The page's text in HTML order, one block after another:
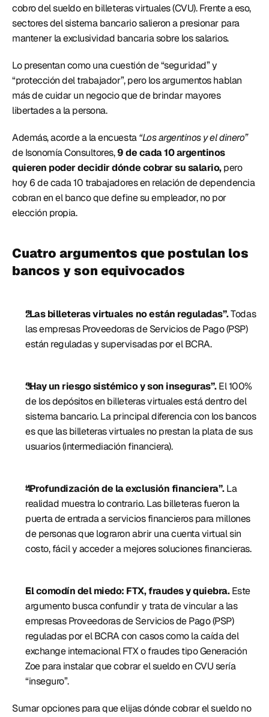
cobro del sueldo en billeteras virtuales (CVU). Frente a eso,
sectores del sistema bancario salieron a presionar para
mantener la exclusividad bancaria sobre los salarios.
Lo presentan como una cuestión de “seguridad” y
“protección del trabajador”, pero los argumentos hablan
más de cuidar un negocio que de brindar mayores
libertades a la persona.
Además, acorde a la encuesta “Los argentinos y el dinero”
de Isonomía Consultores, 9 de cada 10 argentinos
quieren poder decidir dónde cobrar su salario, pero
hoy 6 de cada 10 trabajadores en relación de dependencia
cobran en el banco que define su empleador, no por
elección propia.
Cuatro argumentos que postulan los
bancos y son equivocados
“Las billeteras virtuales no están reguladas”. Todas
las empresas Proveedoras de Servicios de Pago (PSP)
están reguladas y supervisadas por el BCRA.
“Hay un riesgo sistémico y son inseguras”. El 100%
de los depósitos en billeteras virtuales está dentro del
sistema bancario. La principal diferencia con los bancos
es que las billeteras virtuales no prestan la plata de sus
usuarios (intermediación financiera).
“Profundización de la exclusión financiera”. La
realidad muestra lo contrario. Las billeteras fueron la
puerta de entrada a servicios financieros para millones
de personas que lograron abrir una cuenta virtual sin
costo, fácil y acceder a mejores soluciones financieras.
El comodín del miedo: FTX, fraudes y quiebra. Este
argumento busca confundir y trata de vincular a las
empresas Proveedoras de Servicios de Pago (PSP)
reguladas por el BCRA con casos como la caída del
exchange internacional FTX o fraudes tipo Generación
Zoe para instalar que cobrar el sueldo en CVU sería
“inseguro”.
Sumar opciones para que elijas dónde cobrar el sueldo no